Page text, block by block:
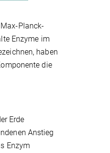
Planck-
Enzyme im
haben
die
Erde
Anstieg
Enzym